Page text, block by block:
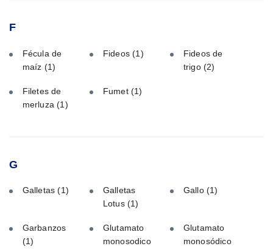
F
Fécula de
maíz (1)
Fideos(1)
Fideos de
trigo(2)
Filetes de
merluza(1)
Fumet (1)
G
Galletas(1)
Galletas
Lotus (1)
Gallo(1)
Garbanzos
(1)
Glutamato
monosodico
Glutamato
monosódico